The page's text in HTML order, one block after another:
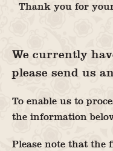
Thank you for
We currently
please send us
To enable us to
the information
Please note that the